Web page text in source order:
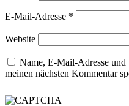
E-Mail-Adresse *
Website
Name, E-Mail-Adresse
meinen nächsten Kommentar